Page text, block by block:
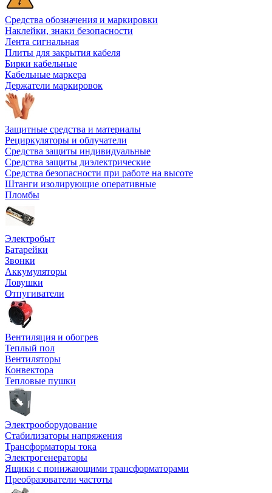
Средства обозначения и маркировки
Наклейки, знаки безопасности
Лента сигнальная
Плиты для закрытия кабеля
Бирки кабельные
Кабельные маркера
Держатели маркировок
Защитные средства и материалы
Рециркуляторы и облучатели
Средства защиты индивидуальные
Средства защиты диэлектрические
Средства безопасности при работе на высоте
Штанги изолирующие оперативные
Пломбы
Электробыт
Батарейки
Звонки
Аккумуляторы
Ловушки
Отпугиватели
Вентиляция и обогрев
Теплый пол
Вентиляторы
Конвектора
Тепловые пушки
Электрооборудование
Стабилизаторы напряжения
Трансформаторы тока
Электрогенераторы
Ящики с понижающими трансформаторами
Преобразователи частоты